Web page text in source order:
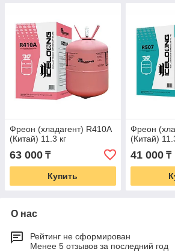
Фреон (хладагент) R410А
(Китай) 11.3 кг
63 000 ₸
Купить
Фреон
(Китай)
41 000₸
О нас
Рейтинг не сформирован
Менее 5 отзывов за последний год